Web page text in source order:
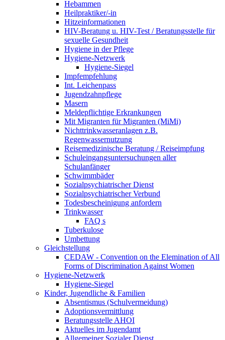
Hebammen
Heilpraktiker/-in
Hitzeinformationen
HIV-Beratung u. HIV-Test / Beratungsstelle für
sexuelle Gesundheit
Hygiene in der Pflege
Hygiene-Netzwerk
Hygiene-Siegel
Impfempfehlung
Int. Leichenpass
Jugendzahnpflege
Masern
Meldepflichtige Erkrankungen
Mit Migranten für Migranten (MiMi)
Nichttrinkwasseranlagen z.B.
Regenwassernutzung
Reisemedizinische Beratung / Reiseimpfung
Schuleingangsuntersuchungen aller
Schulanfänger
Schwimmbäder
Sozialpsychiatrischer Dienst
Sozialpsychiatrischer Verbund
Todesbescheinigung anfordern
Trinkwasser
FAQ s
Tuberkulose
Umbettung
Gleichstellung
CEDAW - Convention on the Elemination of All
Forms of Discrimination Against Women
Hygiene-Netzwerk
Hygiene-Siegel
Kinder, Jugendliche & Familien
Absentismus (Schulvermeidung)
Adoptionsvermittlung
Beratungsstelle AHOI
Aktuelles im Jugendamt
Allgemeiner Sozialer Dienst